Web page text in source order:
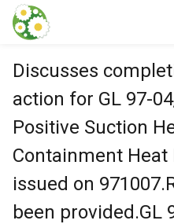
本文に飛ぶ
Discusses
action for GL 97-
Positive Suction
Containment Heat
issued on
been provided.GL